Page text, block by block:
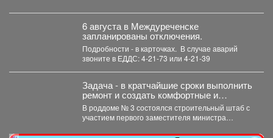
6 августа в Междуреченске
запланированы отключения.
Подробности - в карточках. ️ В случае аварий
звоните в ЕДДС: 4-21-73 или 4-21-39
Задача - в кратчайшие сроки выполнить
ремонт и создать комфортные и
безопасные условия для будущих мам
и новорождённых.
В роддоме № 3 состоялся строительный штаб с
участием первого заместителя министра